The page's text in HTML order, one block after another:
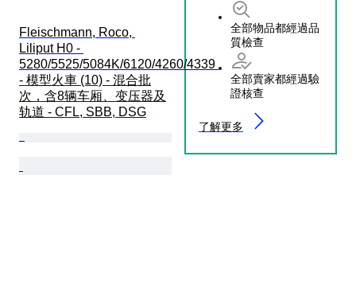
全部物品都經過品
質檢查
全部賣家都經過驗
證核查
了解更多
Fleischmann, Roco,
Liliput H0 -
5280/5525/5084K/6120/4260/4339
- 模型火車 (10) - 混合批
次，含8辆车厢、变压器及
轨道 - CFL, SBB, DSG